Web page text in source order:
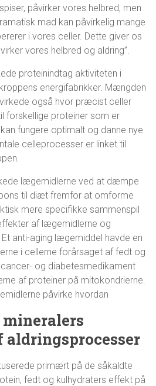
påvirker vores helbred, men
mad kan påvirkelig mange
i vores celler. Dette giver os
vores helbred og aldring”.
proteinindtag aktiviteten i
energifabrikker. Mængden
også hvor præcist celler
forskellige proteiner som er
fungere optimalt og danne nye
celleprocesser er linket til
lægemidlerne ved at dæmpe
til diæt fremfor at omforme
mere specifikke sammenspil
af lægemidlerne og
anti-aging lægemiddel havde en
i cellerne forårsaget af fedt og
og diabetesmedikament
af proteiner på mitokondrierne.
påvirke hvordan
primært på de såkaldte
fedt og kulhydraters effekt på